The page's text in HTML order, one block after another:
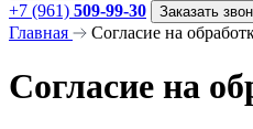
+7 (961) 509-99-30 Заказать
Главная Согласие на
Согласие на